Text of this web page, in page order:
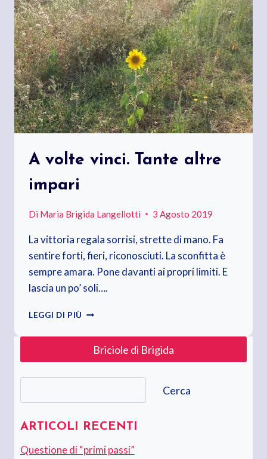
A volte vinci. Tante altre
impari
Di Maria Brigida Langellotti 3 Agosto 2019
La vittoria regala sorrisi, strette di mano. Fa
sentire forti, fieri, riconosciuti. La sconfitta è
sempre amara. Pone davanti ai propri limiti. E
lascia un po’ soli….
LEGGI DI PIÙ
VINCI.
TANTE
ALTRE
Briciole di Brigida
Cerca
ARTICOLI RECENTI
Questione di “primi passi”